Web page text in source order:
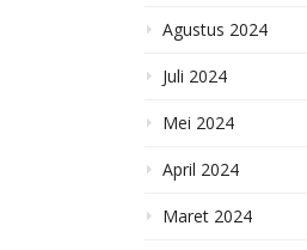
Agustus 2024
Juli 2024
Mei 2024
April 2024
Maret 2024